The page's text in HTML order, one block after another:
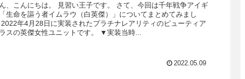
、こんにちは。 見習い王子です。 さて、今回は千年戦争アイギ
生命を謳う者イムラウ（白英傑）」についてまとめてみまし
年4月28日に実装されたプラチナレアリティのピューティア
スの英傑女性ユニットです。 ▼実装当時...
2022.05.09